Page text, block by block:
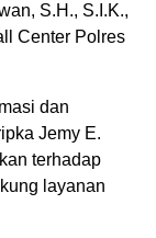
S.H., S.I.K.,
Center Polres
dan
Jemy E.
terhadap
layanan